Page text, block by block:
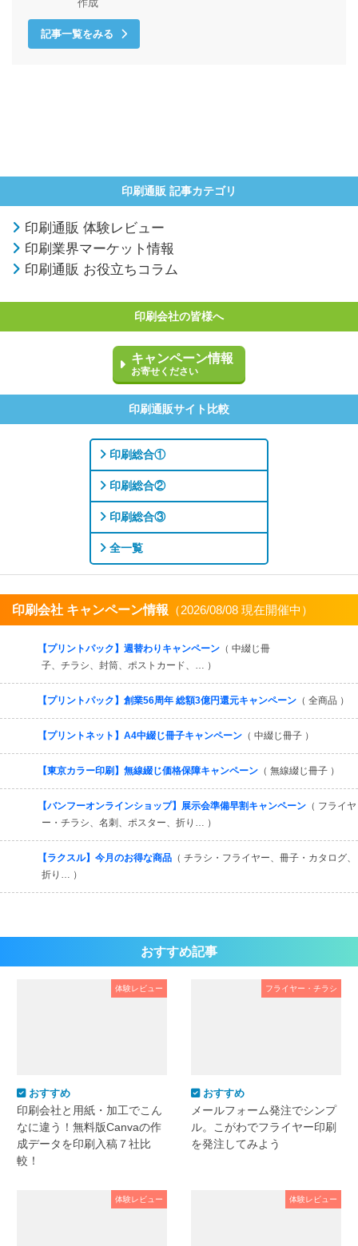
作成
記事一覧をみる
印刷通販 記事カテゴリ
印刷通販 体験レビュー
印刷業界マーケット情報
印刷通販 お役立ちコラム
印刷会社の皆様へ
キャンペーン情報
お寄せください
印刷通販サイト比較
印刷総合①
印刷総合②
印刷総合③
全一覧
印刷会社 キャンペーン情報 （2026/08/08 現在開催中）
【プリントパック】週替わりキャンペーン （ 中綴じ冊
子、チラシ、封筒、ポストカード、… ）
【プリントパック】創業56周年 総額3億円還元キャンペーン （ 全商品 ）
【プリントネット】A4中綴じ冊子キャンペーン （ 中綴じ冊子 ）
【東京カラー印刷】無線綴じ価格保障キャンペーン （ 無線綴じ冊子 ）
【バンフーオンラインショップ】展示会準備早割キャンペーン （ フライヤ
ー・チラシ、名刺、ポスター、折り… ）
【ラクスル】今月のお得な商品 （ チラシ・フライヤー、冊子・カタログ、
折り… ）
おすすめ記事
体験レビュー
おすすめ
印刷会社と用紙・加工でこん
なに違う！無料版Canvaの作
成データを印刷入稿７社比
較！
フライヤー・チラシ
おすすめ
メールフォーム発注でシンプ
ル。こがわでフライヤー印刷
を発注してみよう
体験レビュー 体験レビュー